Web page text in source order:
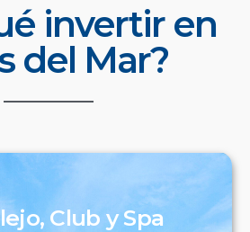
invertir en
del Mar?
Club y Spa